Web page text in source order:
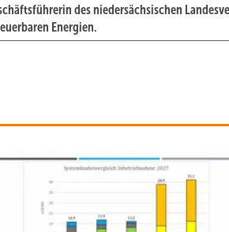
des niedersächsischen
Energien.